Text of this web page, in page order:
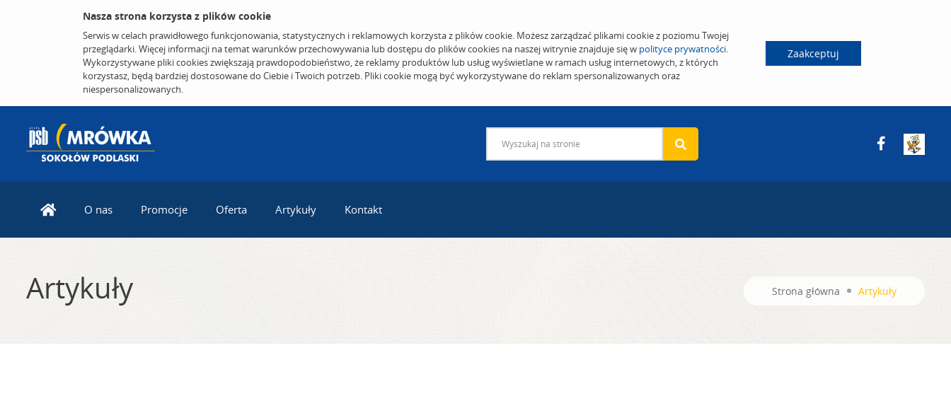
Nasza strona korzysta z plików cookie
Serwis w celach prawidłowego funkcjonowania, statystycznych i reklamowych korzysta z plików cookie. Możesz zarządzać plikami cookie z poziomu Twojej
przeglądarki. Więcej informacji na temat warunków przechowywania lub dostępu do plików cookies na naszej witrynie znajduje się w polityce prywatności.
Wykorzystywane pliki cookies zwiększają prawdopodobieństwo, że reklamy produktów lub usług wyświetlane w ramach usług internetowych, z których
korzystasz, będą bardziej dostosowane do Ciebie i Twoich potrzeb. Pliki cookie mogą być wykorzystywane do reklam spersonalizowanych oraz
niespersonalizowanych.
Zaakceptuj
O nas Promocje Oferta Artykuły Kontakt
Artykuły Strona główna Artykuły